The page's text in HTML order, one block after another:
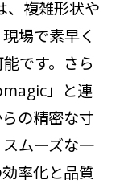
、複雑形状や
場で素早く
です。さら
」と連
の精密な寸
ムーズな一
率化と品質